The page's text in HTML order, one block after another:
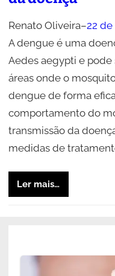
Renato Oliveira–22
A dengue é uma
Aedes aegypti e pode
áreas onde o
dengue de forma
comportamento do
transmissão da
medidas de
Ler mais…